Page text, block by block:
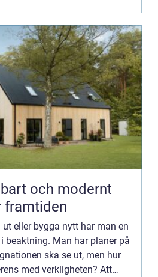
och modernt
framtiden
eller bygga nytt har man en
beaktning. Man har planer på
ska se ut, men hur
med verkligheten? Att